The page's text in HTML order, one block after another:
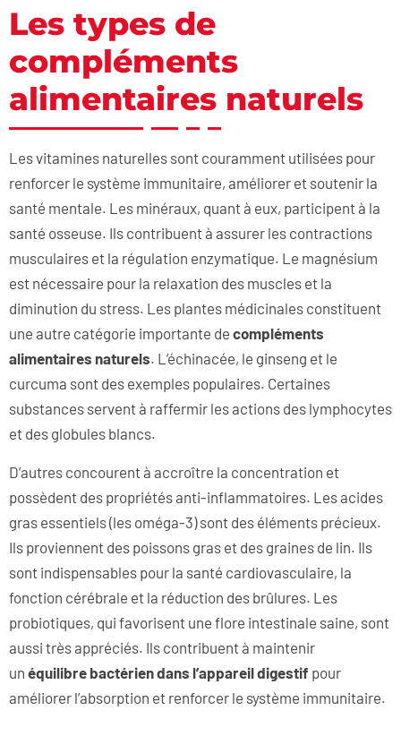
Les types de
compléments
alimentaires naturels
Les vitamines naturelles sont couramment utilisées pour
renforcer le système immunitaire, améliorer et soutenir la
santé mentale. Les minéraux, quant à eux, participent à la
santé osseuse. Ils contribuent à assurer les contractions
musculaires et la régulation enzymatique. Le magnésium
est nécessaire pour la relaxation des muscles et la
diminution du stress. Les plantes médicinales constituent
une autre catégorie importante de compléments
alimentaires naturels. L’échinacée, le ginseng et le
curcuma sont des exemples populaires. Certaines
substances servent à raffermir les actions des lymphocytes
et des globules blancs.
D’autres concourent à accroître la concentration et
possèdent des propriétés anti-inflammatoires. Les acides
gras essentiels (les oméga-3) sont des éléments précieux.
Ils proviennent des poissons gras et des graines de lin. Ils
sont indispensables pour la santé cardiovasculaire, la
fonction cérébrale et la réduction des brûlures. Les
probiotiques, qui favorisent une flore intestinale saine, sont
aussi très appréciés. Ils contribuent à maintenir
un équilibre bactérien dans l’appareil digestif pour
améliorer l’absorption et renforcer le système immunitaire.